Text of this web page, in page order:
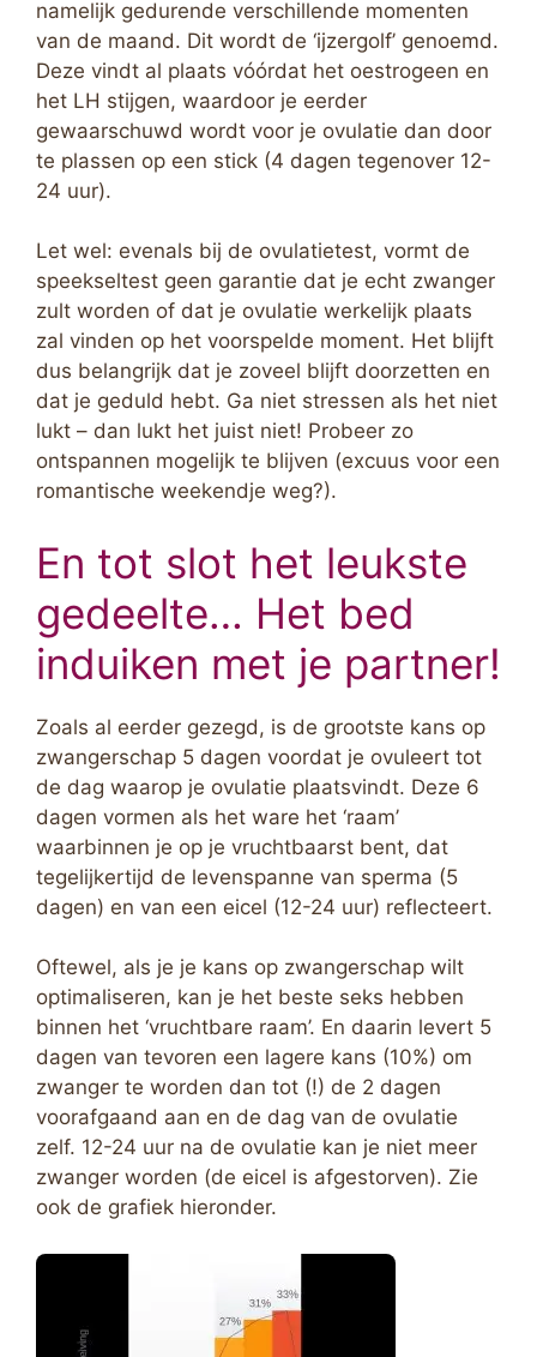
namelijk gedurende verschillende momenten
van de maand. Dit wordt de ‘ijzergolf’ genoemd.
Deze vindt al plaats vóórdat het oestrogeen en
het LH stijgen, waardoor je eerder
gewaarschuwd wordt voor je ovulatie dan door
te plassen op een stick (4 dagen tegenover 12-
24 uur).
Let wel: evenals bij de ovulatietest, vormt de
speekseltest geen garantie dat je echt zwanger
zult worden of dat je ovulatie werkelijk plaats
zal vinden op het voorspelde moment. Het blijft
dus belangrijk dat je zoveel blijft doorzetten en
dat je geduld hebt. Ga niet stressen als het niet
lukt – dan lukt het juist niet! Probeer zo
ontspannen mogelijk te blijven (excuus voor een
romantische weekendje weg?).
En tot slot het leukste
gedeelte… Het bed
induiken met je partner!
Zoals al eerder gezegd, is de grootste kans op
zwangerschap 5 dagen voordat je ovuleert tot
de dag waarop je ovulatie plaatsvindt. Deze 6
dagen vormen als het ware het ‘raam’
waarbinnen je op je vruchtbaarst bent, dat
tegelijkertijd de levenspanne van sperma (5
dagen) en van een eicel (12-24 uur) reflecteert.
Oftewel, als je je kans op zwangerschap wilt
optimaliseren, kan je het beste seks hebben
binnen het ‘vruchtbare raam’. En daarin levert 5
dagen van tevoren een lagere kans (10%) om
zwanger te worden dan tot (!) de 2 dagen
voorafgaand aan en de dag van de ovulatie
zelf. 12-24 uur na de ovulatie kan je niet meer
zwanger worden (de eicel is afgestorven). Zie
ook de grafiek hieronder.